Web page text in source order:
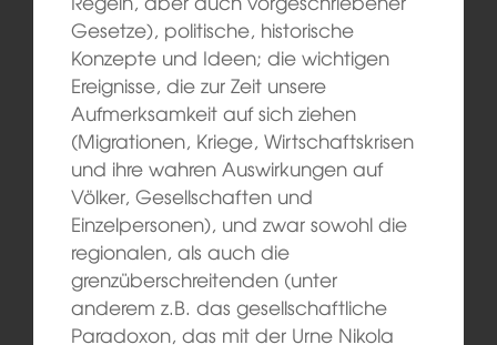
Gesetze), politische, historische
Konzepte und Ideen; die wichtigen
Ereignisse, die zur Zeit unsere
Aufmerksamkeit auf sich ziehen
(Migrationen, Kriege, Wirtschaftskrisen
und ihre wahren Auswirkungen auf
Völker, Gesellschaften und
Einzelpersonen), und zwar sowohl die
regionalen, als auch die
grenzüberschreitenden (unter
anderem z.B. das gesellschaftliche
Paradoxon, das mit der Urne Nikola